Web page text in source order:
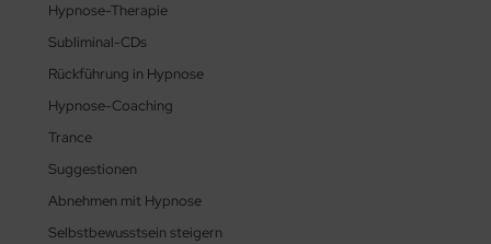
Hypnose-Therapie
Subliminal-CDs
Rückführung in Hypnose
Hypnose-Coaching
Trance
Suggestionen
Abnehmen mit Hypnose
Selbstbewusstsein steigern